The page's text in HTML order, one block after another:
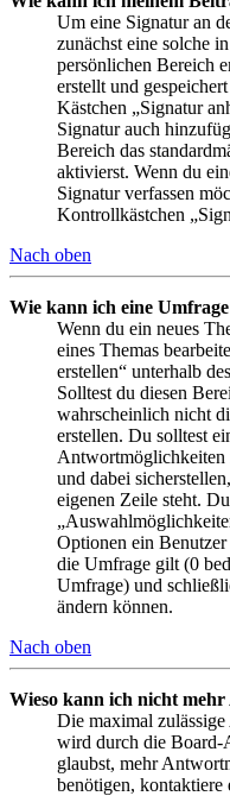
Um eine Signatur an
zunächst eine solche
persönlichen Bereich
erstellt und
Kästchen „Signatur
Signatur auch
Bereich das
aktivierst. Wenn du
Signatur verfassen
Kontrollkästchen
Nach oben
Wie kann ich eine
Wenn du ein neues
eines Themas
erstellen“ unterhalb
Solltest du diesen
wahrscheinlich nicht
erstellen. Du solltest
Antwortmöglichkeiten
und dabei
eigenen Zeile steht.
Optionen ein
die Umfrage gilt (0
Umfrage) und
ändern können.
Nach oben
Wieso kann ich nicht
Die maximal
wird durch die Board-
glaubst, mehr
benötigen, kontaktiere